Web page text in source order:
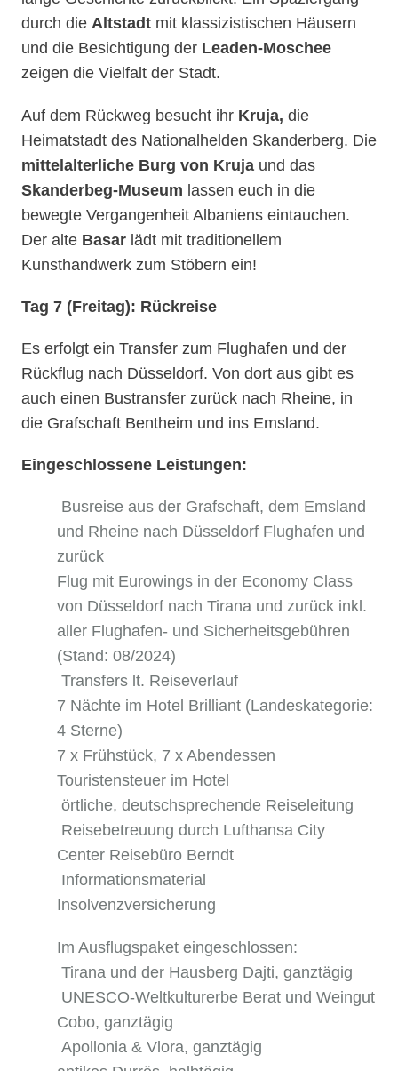
durch die Altstadt mit klassizistischen Häusern
und die Besichtigung der Leaden-Moschee
zeigen die Vielfalt der Stadt.
Auf dem Rückweg besucht ihr Kruja, die
Heimatstadt des Nationalhelden Skanderberg. Die
mittelalterliche Burg von Kruja und das
Skanderbeg-Museum lassen euch in die
bewegte Vergangenheit Albaniens eintauchen.
Der alte Basar lädt mit traditionellem
Kunsthandwerk zum Stöbern ein!
Tag 7 (Freitag): Rückreise
Es erfolgt ein Transfer zum Flughafen und der
Rückflug nach Düsseldorf. Von dort aus gibt es
auch einen Bustransfer zurück nach Rheine, in
die Grafschaft Bentheim und ins Emsland.
Eingeschlossene Leistungen:
Busreise aus der Grafschaft, dem Emsland
und Rheine nach Düsseldorf Flughafen und
zurück
Flug mit Eurowings in der Economy Class
von Düsseldorf nach Tirana und zurück inkl.
aller Flughafen- und Sicherheitsgebühren
(Stand: 08/2024)
Transfers lt. Reiseverlauf
7 Nächte im Hotel Brilliant (Landeskategorie:
4 Sterne)
7 x Frühstück, 7 x Abendessen
Touristensteuer im Hotel
örtliche, deutschsprechende Reiseleitung
Reisebetreuung durch Lufthansa City
Center Reisebüro Berndt
Informationsmaterial
Insolvenzversicherung
Im Ausflugspaket eingeschlossen:
Tirana und der Hausberg Dajti, ganztägig
UNESCO-Weltkulturerbe Berat und Weingut
Cobo, ganztägig
Apollonia & Vlora, ganztägig